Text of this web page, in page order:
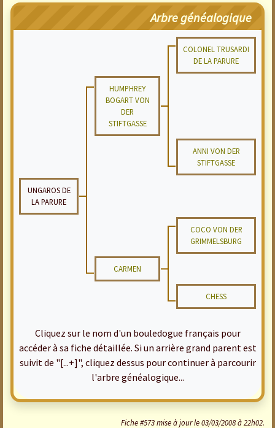
Arbre généalogique
COLONEL TRUSARDI
DE LA PARURE
HUMPHREY
BOGART VON
DER
STIFTGASSE
ANNI VON DER
STIFTGASSE
UNGAROS DE
LA PARURE
COCO VON DER
GRIMMELSBURG
CARMEN
CHESS
Cliquez sur le nom d'un bouledogue français pour
accéder à sa fiche détaillée. Si un arrière grand parent est
suivit de "[...+]", cliquez dessus pour continuer à parcourir
l'arbre généalogique...
Fiche #573 mise à jour le 03/03/2008 à 22h02.